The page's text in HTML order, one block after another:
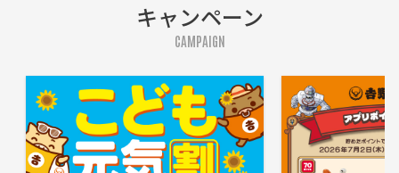
キャンペーン
CAMPAIGN